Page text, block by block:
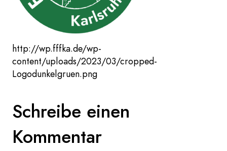
http://wp.fffka.de/wp-
content/uploads/2023/03/cropped-
Logodunkelgruen.png
Schreibe einen
Kommentar